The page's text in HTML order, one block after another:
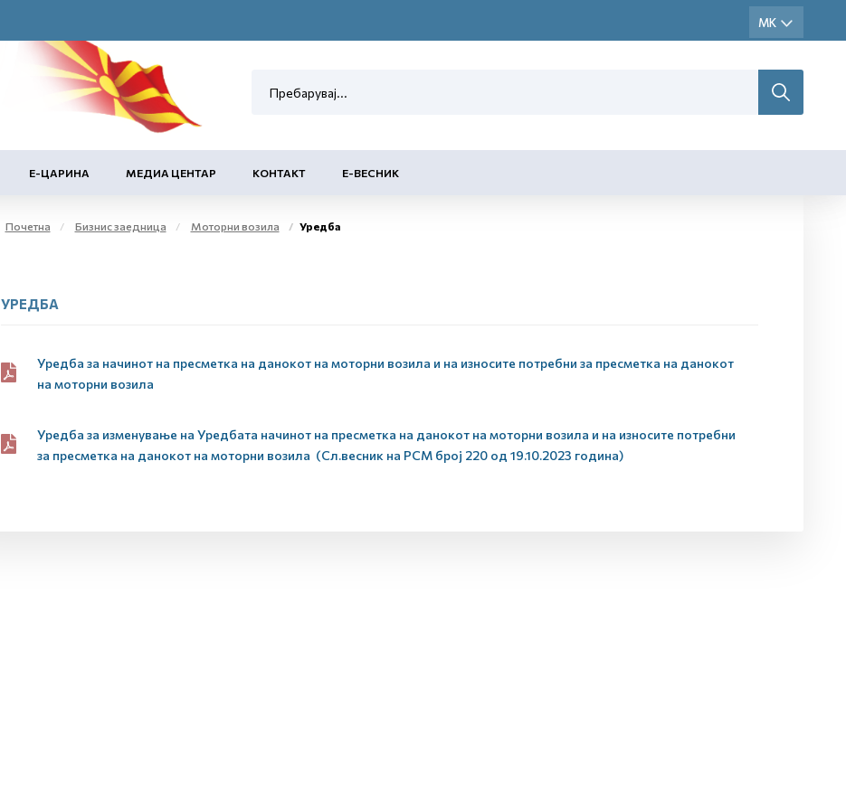
Е-ЦАРИНА МЕДИА ЦЕНТАР КОНТАКТ Е-ВЕСНИК
Почетна Бизнис заедница Моторни возила Уредба
УРЕДБА
Уредба за начинот на пресметка на данокот на моторни возила и на износите потребни за пресметка на данокот
на моторни возила
Уредба за изменување на Уредбата начинот на пресметка на данокот на моторни возила и на износите потребни
за пресметка на данокот на моторни возила (Сл.весник на РСМ број 220 од 19.10.2023 година)